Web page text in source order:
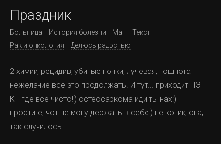
Праздник
Больница История болезни Мат
Текст
Рак и онкология
Делюсь радостью
2 химии, рецидив, убитые почки, лучевая, тошнота
нежелание все это продолжать. И тут... приходит ПЭТ-
КТ где все чисто!:) остеосаркома иди ты нах:)
простите, чот не могу держать в себе:) не котик, ога,
так случилось